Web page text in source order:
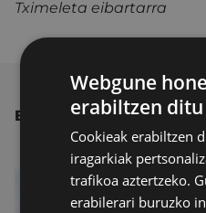
Tximeleta eibartarra
BESTE ALBISTE
Webgune
erabiltzen ditu
Cookieak erabiltzen
iragarkiak
trafikoa aztertzeko.
erabilerari buruzko